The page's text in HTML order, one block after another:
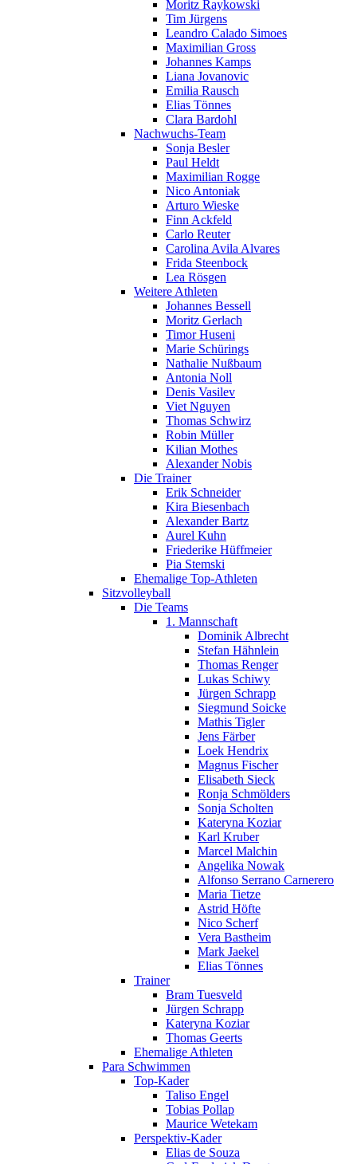
Moritz Raykowski
Tim Jürgens
Leandro Calado Simoes
Maximilian Gross
Johannes Kamps
Liana Jovanovic
Emilia Rausch
Elias Tönnes
Clara Bardohl
Nachwuchs-Team
Sonja Besler
Paul Heldt
Maximilian Rogge
Nico Antoniak
Arturo Wieske
Finn Ackfeld
Carlo Reuter
Carolina Avila Alvares
Frida Steenbock
Lea Rösgen
Weitere Athleten
Johannes Bessell
Moritz Gerlach
Timor Huseni
Marie Schürings
Nathalie Nußbaum
Antonia Noll
Denis Vasilev
Viet Nguyen
Thomas Schwirz
Robin Müller
Kilian Mothes
Alexander Nobis
Die Trainer
Erik Schneider
Kira Biesenbach
Alexander Bartz
Aurel Kuhn
Friederike Hüffmeier
Pia Stemski
Ehemalige Top-Athleten
Sitzvolleyball
Die Teams
1. Mannschaft
Dominik Albrecht
Stefan Hähnlein
Thomas Renger
Lukas Schiwy
Jürgen Schrapp
Siegmund Soicke
Mathis Tigler
Jens Färber
Loek Hendrix
Magnus Fischer
Elisabeth Sieck
Ronja Schmölders
Sonja Scholten
Kateryna Koziar
Karl Kruber
Marcel Malchin
Angelika Nowak
Alfonso Serrano Carnerero
Maria Tietze
Astrid Höfte
Nico Scherf
Vera Bastheim
Mark Jaekel
Elias Tönnes
Trainer
Bram Tuesveld
Jürgen Schrapp
Kateryna Koziar
Thomas Geerts
Ehemalige Athleten
Para Schwimmen
Top-Kader
Taliso Engel
Tobias Pollap
Maurice Wetekam
Perspektiv-Kader
Elias de Souza